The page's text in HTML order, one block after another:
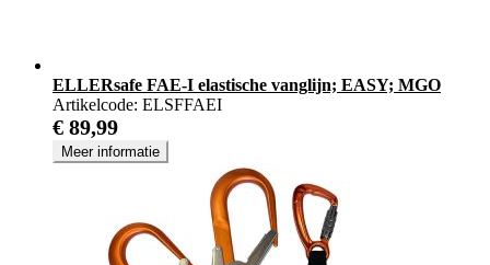
ELLERsafe FAE-I elastische vanglijn; EASY; MGO
Artikelcode: ELSFFAEI
€ 89,99
Meer informatie